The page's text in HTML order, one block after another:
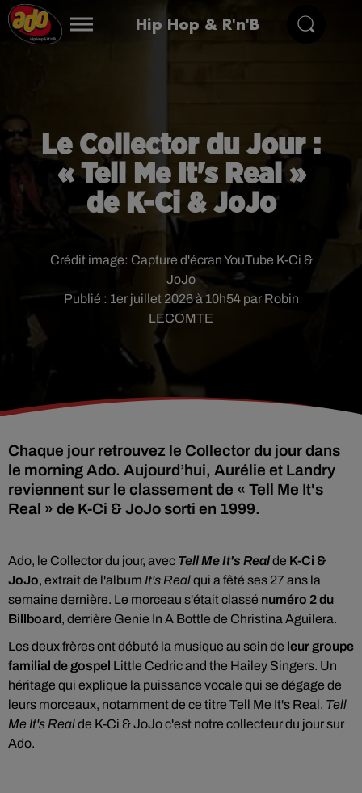
Hip Hop & R'n'B
Le Collector du Jour :
« Tell Me It's Real »
de K-Ci & JoJo
Publié : 1er juillet 2026 à 10h54 par Robin
LECOMTE
Crédit image: Capture d'écran YouTube K-Ci &
JoJo
Chaque jour retrouvez le Collector du jour dans
le morning Ado. Aujourd’hui, Aurélie et Landry
reviennent sur le classement de « Tell Me It's
Real » de K-Ci & JoJo sorti en 1999.
Ado, le Collector du jour, avec Tell Me It's Realde K-Ci &
JoJo, extrait de l'album It's Realqui a fêté ses 27 ans la
semaine dernière. Le morceau s'était classé numéro 2 du
Billboard, derrière Genie In A Bottle de Christina Aguilera.
Les deux frères ont débuté la musique au sein de leur groupe
familial de gospel Little Cedric and the Hailey Singers. Un
héritage qui explique la puissance vocale qui se dégage de
leurs morceaux, notamment de ce titre Tell Me It's Real. Tell
Me It's Realde K-Ci & JoJo c'est notre collecteur du jour sur
Ado.